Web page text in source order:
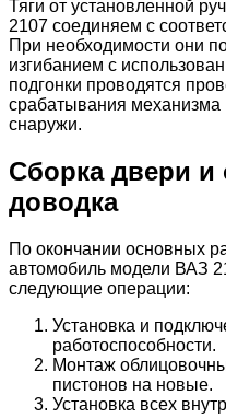
Тяги от установленной
2107 соединяем с
При необходимости они
изгибанием с
подгонки проводятся
срабатывания механизма
снаружи.
Сборка двери и
доводка
По окончании основных
автомобиль модели ВАЗ
следующие операции:
Установка и
работоспособности.
Монтаж
пистонов на новые.
Установка всех